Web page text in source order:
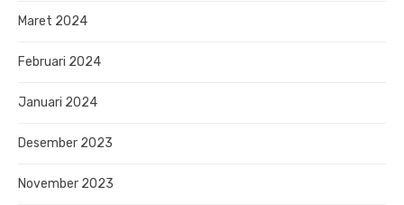
Maret 2024
Februari 2024
Januari 2024
Desember 2023
November 2023